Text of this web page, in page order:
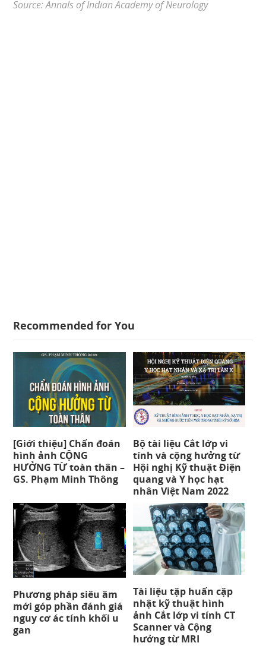
Source: Annals of Indian Academy of Neurology
Recommended for You
[Giới thiệu] Chẩn đoán
hình ảnh CỘNG
HƯỞNG TỪ toàn thân –
GS. Phạm Minh Thông
Bộ tài liệu Cắt lớp vi
tính và cộng hưởng từ
Hội nghị Kỹ thuật Điện
quang và Y học hạt
nhân Việt Nam 2022
Phương pháp siêu âm
mới góp phần đánh giá
nguy cơ ác tính khối u
gan
Tài liệu tập huấn cập
nhật kỹ thuật hình
ảnh Cắt lớp vi tính CT
Scanner và Cộng
hưởng từ MRI